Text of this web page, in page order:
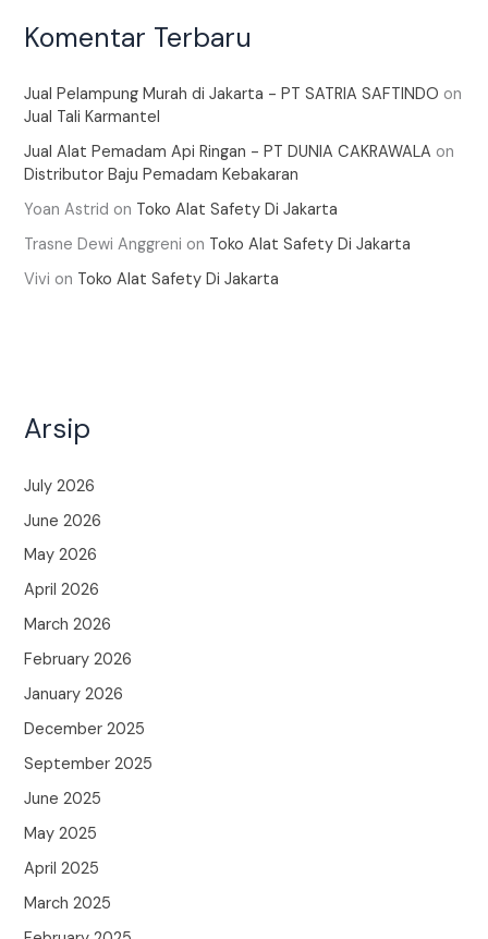
Komentar Terbaru
Jual Pelampung Murah di Jakarta - PT SATRIA SAFTINDO on
Jual Tali Karmantel
Jual Alat Pemadam Api Ringan - PT DUNIA CAKRAWALA on
Distributor Baju Pemadam Kebakaran
Yoan Astrid on Toko Alat Safety Di Jakarta
Trasne Dewi Anggreni on Toko Alat Safety Di Jakarta
Vivi on Toko Alat Safety Di Jakarta
Arsip
July 2026
June 2026
May 2026
April 2026
March 2026
February 2026
January 2026
December 2025
September 2025
June 2025
May 2025
April 2025
March 2025